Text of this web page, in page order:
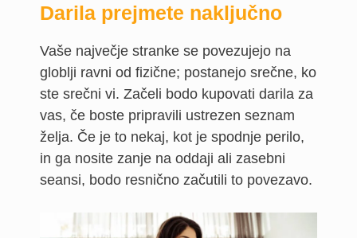
Darila prejmete naključno
Vaše največje stranke se povezujejo na
globlji ravni od fizične; postanejo srečne, ko
ste srečni vi. Začeli bodo kupovati darila za
vas, če boste pripravili ustrezen seznam
želja. Če je to nekaj, kot je spodnje perilo,
in ga nosite zanje na oddaji ali zasebni
seansi, bodo resnično začutili to povezavo.